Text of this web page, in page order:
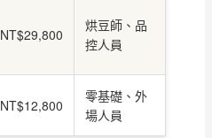
NT$29,800
烘豆師、品
控人員
NT$12,800
零基礎、外
場人員